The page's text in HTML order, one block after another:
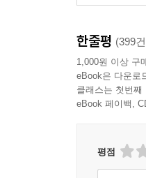
한줄평 (399
1,000원 이상 구
eBook은 다운로
클래스는 첫번
eBook 페이백,
평점